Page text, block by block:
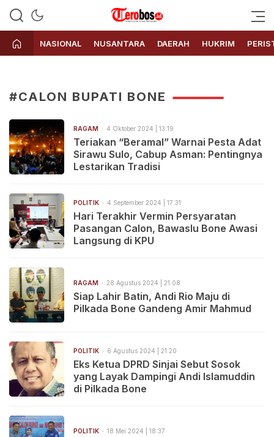
Terobos.id – Kabar terkini dari
Indonesia
Media siber yang menyajikan
berita terbaru dan kabar terkini
dari Indonesia untuk dunia
NASIONAL NUSANTARA DAERAH HUKRIM
#CALON BUPATI BONE
RAGAM 4 Oktober 2024 | 13:19
Teriakan “Beramal” Warnai Pesta Adat
Sirawu Sulo, Cabup Asman: Pentingnya
Lestarikan Tradisi
POLITIK 4 September 2024 | 17:31
Hari Terakhir Vermin Persyaratan
Pasangan Calon, Bawaslu Bone Awasi
Langsung di KPU
RAGAM 28 Agustus 2024 | 21:08
Siap Lahir Batin, Andi Rio Maju di
Pilkada Bone Gandeng Amir Mahmud
POLITIK 6 Agustus 2024 | 21:20
Eks Ketua DPRD Sinjai Sebut Sosok
yang Layak Dampingi Andi Islamuddin
di Pilkada Bone
POLITIK 18 Mei 2024 | 18:37